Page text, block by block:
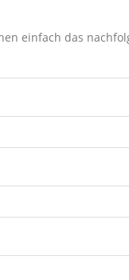
einfach das